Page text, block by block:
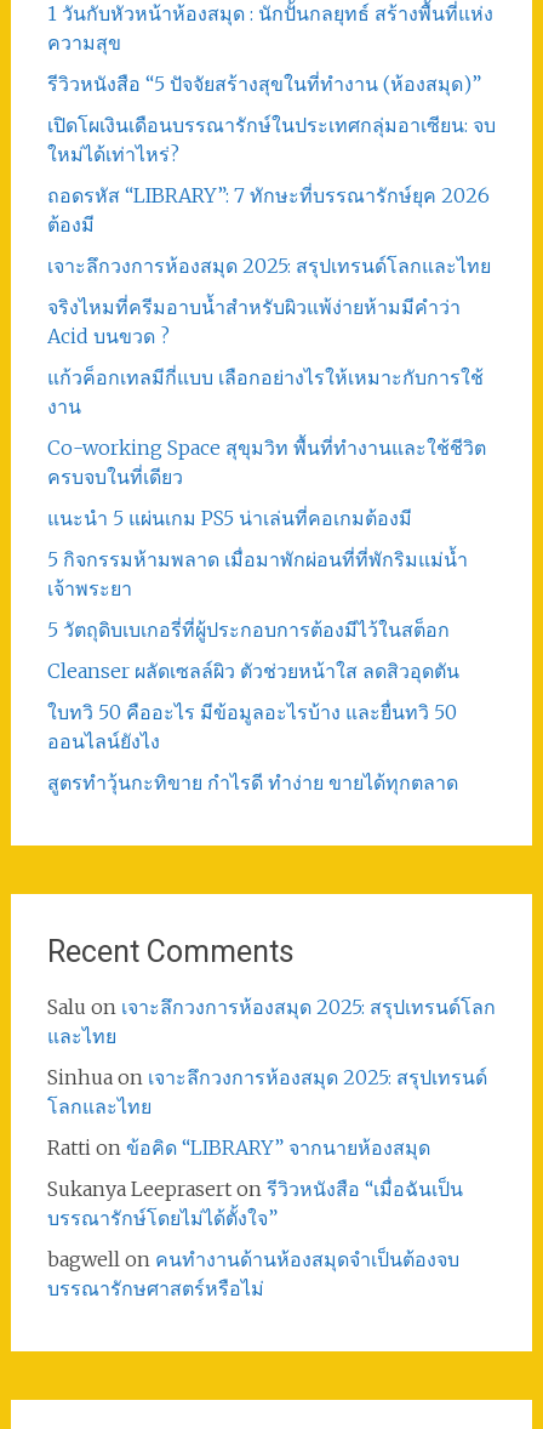
1 วันกับหัวหน้าห้องสมุด : นักปั้นกลยุทธ์ สร้างพื้นที่แห่ง
ความสุข
รีวิวหนังสือ “5 ปัจจัยสร้างสุขในที่ทำงาน (ห้องสมุด)”
เปิดโผเงินเดือนบรรณารักษ์ในประเทศกลุ่มอาเซียน: จบ
ใหม่ได้เท่าไหร่?
ถอดรหัส “LIBRARY”: 7 ทักษะที่บรรณารักษ์ยุค 2026
ต้องมี
เจาะลึกวงการห้องสมุด 2025: สรุปเทรนด์โลกและไทย
จริงไหมที่ครีมอาบน้ำสำหรับผิวแพ้ง่ายห้ามมีคำว่า
Acid บนขวด ?
แก้วค็อกเทลมีกี่แบบ เลือกอย่างไรให้เหมาะกับการใช้
งาน
Co-working Space สุขุมวิท พื้นที่ทำงานและใช้ชีวิต
ครบจบในที่เดียว
แนะนำ 5 แผ่นเกม PS5 น่าเล่นที่คอเกมต้องมี
5 กิจกรรมห้ามพลาด เมื่อมาพักผ่อนที่ที่พักริมแม่น้ำ
เจ้าพระยา
5 วัตถุดิบเบเกอรี่ที่ผู้ประกอบการต้องมีไว้ในสต็อก
Cleanser ผลัดเซลล์ผิว ตัวช่วยหน้าใส ลดสิวอุดตัน
ใบทวิ 50 คืออะไร มีข้อมูลอะไรบ้าง และยื่นทวิ 50
ออนไลน์ยังไง
สูตรทําวุ้นกะทิขาย กำไรดี ทำง่าย ขายได้ทุกตลาด
Recent Comments
Salu on เจาะลึกวงการห้องสมุด 2025: สรุปเทรนด์โลก
และไทย
Sinhuaon เจาะลึกวงการห้องสมุด 2025: สรุปเทรนด์
โลกและไทย
Ratti on ข้อคิด “LIBRARY” จากนายห้องสมุด
Sukanya Leepraserton รีวิวหนังสือ “เมื่อฉันเป็น
บรรณารักษ์โดยไม่ได้ตั้งใจ”
bagwell on คนทำงานด้านห้องสมุดจำเป็นต้องจบ
บรรณารักษศาสตร์หรือไม่